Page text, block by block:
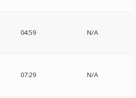
04:59 N/A
07:29 N/A